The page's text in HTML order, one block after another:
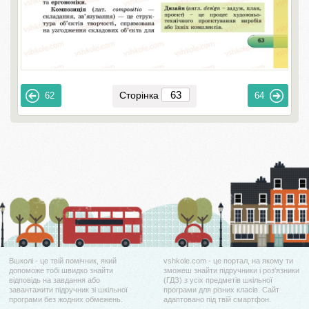
62 Сторінка 64
Вшколі - це твій помічник, який
допоможе тобі швидко знайти
відповідь на завдання або
завантажити підручник зі шкільної
програми без жодних обмежень.
vshkole.com - це портал, на якому ти
зможеш знайти підручники і роз'язники
(ГДЗ) з усіх предметів шкільної
програми для різних класів. Сайт
адаптовано під твій смартфон.